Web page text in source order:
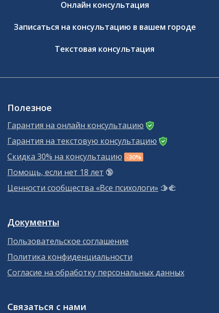
Онлайн консультация
Записаться на консультацию в вашем городе
Текстовая консультация
Полезное
Гарантия на онлайн консультацию
Гарантия на текстовую консультацию
Скидка 30% на консультацию -30%
Помощь, если нет 18 лет 🔞
Ценности сообщества «Все психологи» 🫱‍🫲
Документы
Пользовательское соглашение
Политика конфиденциальности
Согласие на обработку персональных данных
Связаться с нами